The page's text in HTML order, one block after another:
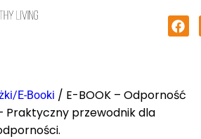
E-Booki / E-BOOK – Odporność
Praktyczny przewodnik dla